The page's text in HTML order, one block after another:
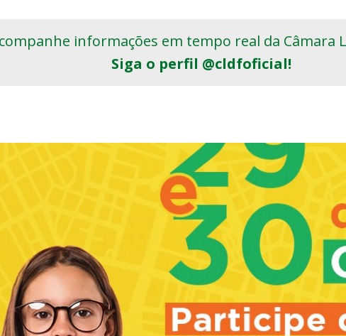
informações em tempo real da Câmara
Siga o perfil @cldfoficial!